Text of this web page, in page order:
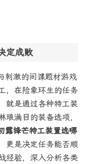
定成败
刺激的间谍题材游戏
，在险象环生的任务
就是通过各种特工装
琅满目的装备选项，
露锋芒特工装置选哪
更是决定任务能否顺
经验，深入分析各类